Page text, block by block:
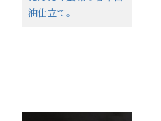
油仕立て。